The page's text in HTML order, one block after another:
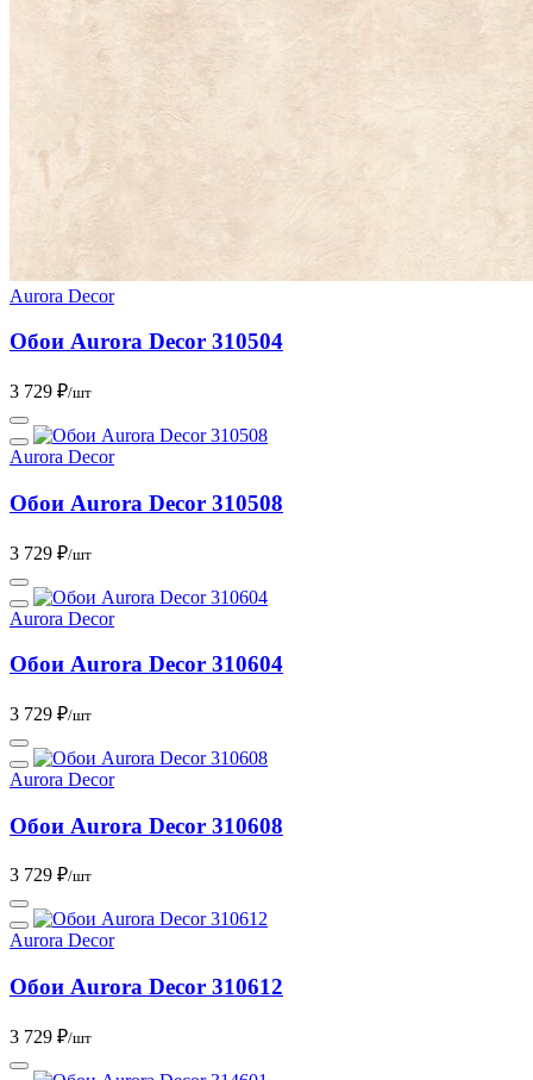
Aurora Decor
Обои Aurora Deсor 310504
3 729 ₽/шт
Aurora Decor
Обои Aurora Deсor 310508
3 729 ₽/шт
Aurora Decor
Обои Aurora Deсor 310604
3 729 ₽/шт
Aurora Decor
Обои Aurora Deсor 310608
3 729 ₽/шт
Aurora Decor
Обои Aurora Deсor 310612
3 729 ₽/шт